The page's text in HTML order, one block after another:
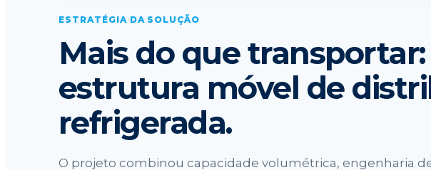
ESTRATÉGIA DA SOLUÇÃO
Mais do que
estrutura móvel de
refrigerada.
O projeto combinou capacidade volumétrica, engenharia